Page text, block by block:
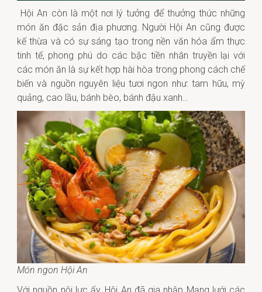
Hội An còn là một nơi lý tưởng để thưởng thức những
món ăn đặc sản địa phương. Người Hội An cũng được
kế thừa và có sự sáng tạo trong nền văn hóa ẩm thực
tinh tế, phong phú do các bậc tiền nhân truyền lại với
các món ăn là sự kết hợp hài hòa trong phong cách chế
biến và nguồn nguyên liệu tươi ngon như: tam hữu, mỳ
quảng, cao lầu, bánh bèo, bánh đậu xanh…
Món ngon Hội An